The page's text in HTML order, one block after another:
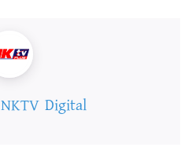
NKTV Digital